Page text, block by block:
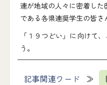
連が地域の人々に密着し
である各県連奨学生の皆
「１９つどい」に向けて
う。
記事関連ワード